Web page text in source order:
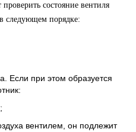
состояние вентиля
следующем порядке:
Если при этом образуется
вентилем, он подлежит